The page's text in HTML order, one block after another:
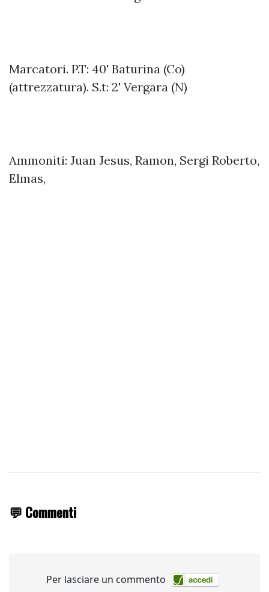
Marcatori. P.T: 40' Baturina (Co)
(attrezzatura). S.t: 2' Vergara (N)
Ammoniti: Juan Jesus, Ramon, Sergi Roberto,
Elmas,
💬 Commenti